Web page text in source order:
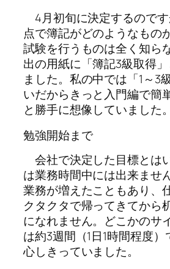
4月初旬に決定するので
点で簿記がどのようなもの
試験を行うものは全く知ら
出の用紙に「簿記3級取得
ました。私の中では「1～3
いだからきっと入門編で簡
と勝手に想像していました。
勉強開始まで
会社で決定した目標とは
は業務時間中には出来ませ
業務が増えたこともあり、
クタクタで帰ってきてから
になれません。どこかのサ
は約3週間（1日1時間程度）
心しきっていました。